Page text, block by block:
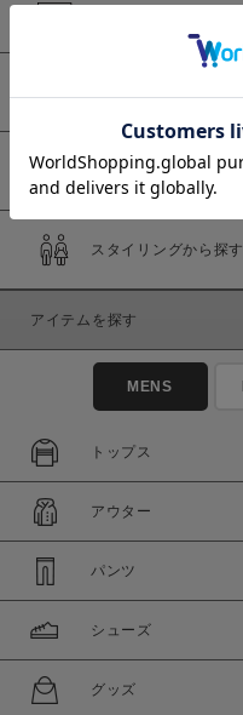
価格
商品タイプ
通常商品
在庫
在庫あり
予約商品
スタイリングから探す
アイテムを探す
MENS
トップス
アウター
パンツ
シューズ
グッズ